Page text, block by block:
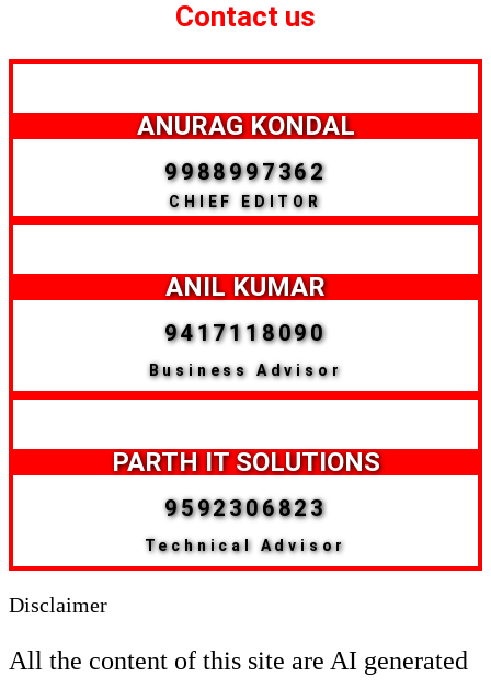
Contact us
ANURAG KONDAL
9988997362
CHIEF EDITOR
ANIL KUMAR
9417118090
Business Advisor
PARTH IT SOLUTIONS
9592306823
Technical Advisor
Disclaimer
All the content of this site are AI generated